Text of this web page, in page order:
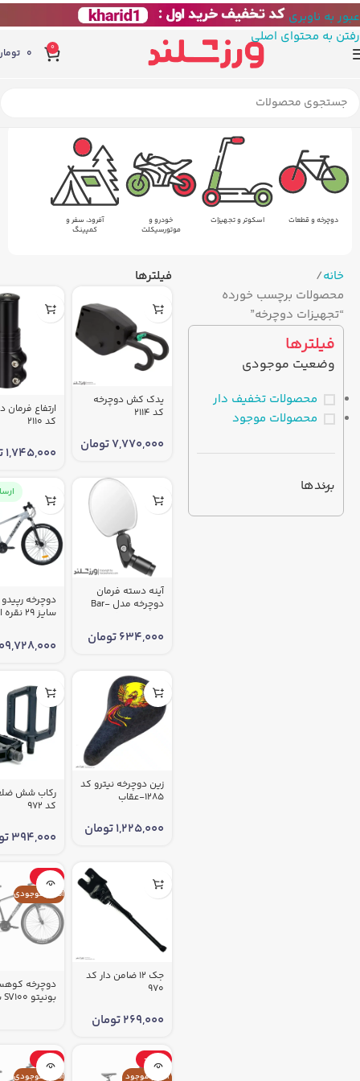
عبور به ناوبری
رفتن به محتوای اصلی
0
0
دوچرخه و قطعات اسکوتر و تجهیزات
خودرو و
موتورسیکلت
آفرود، سفر و
کمپینگ
خانه
محصولات برچسب خورده
“تجهیزات دوچرخه”
فیلترها
وضعیت موجودی
محصولات تخفیف دار
محصولات موجود
برندها
فیلترها
یدک کش دوچرخه
کد 2114
7,770,000تومان
ارتفاع فرمان
کد 2110
1,745,000
آینه دسته‌ فرمان
دوچرخه مدل Bar-
634,000تومان
سایز 29
زین دوچرخه نیترو کد
1285-عقاب
1,225,000تومان
رکاب شش
کد 972
394,000
جک 12 ضامن دار کد
970
269,000تومان
-29%
اتمام موجودی
دوچرخه
-30%
اتمام موجود
-31%
اتمام موجودی